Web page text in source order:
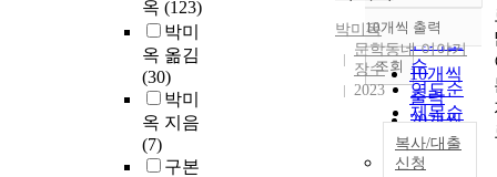
옥 (123)
박미
옥 옮김
(30)
박미
옥 지음
(7)
구본
순
인기도
순
연도순
제목순
저자순
발행기
내림차순
10개씩 출력
10개씩
출력
20개씩
출력
30개씩
조회
박미옥
문학동네 이야기
장수
2023
복사/대출
신청